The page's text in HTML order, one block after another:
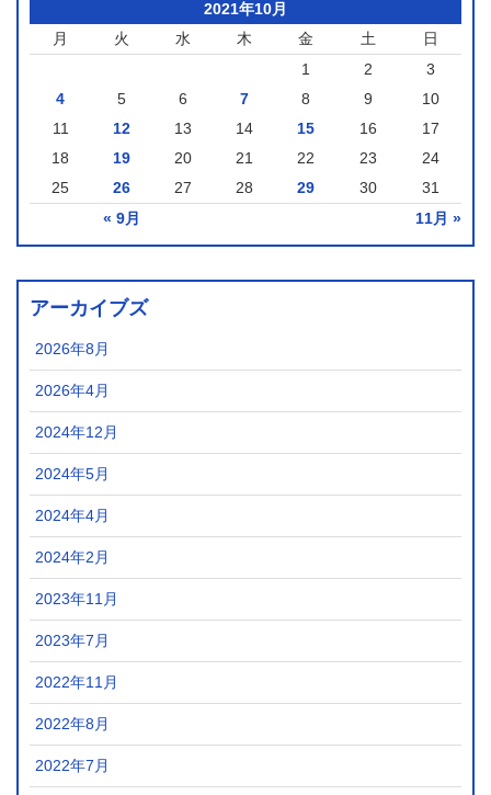
2021年10月
月
火 水 木 金 土 日
« 9月 11月 »
1 2
3
4
5 6 7 8 9
10
11
12 13 14 15 16
17
18
19 20 21 22 23
24
25
26 27 28 29 30 31
アーカイブズ
2026年8月
2026年4月
2024年12月
2024年5月
2024年4月
2024年2月
2023年11月
2023年7月
2022年11月
2022年8月
2022年7月